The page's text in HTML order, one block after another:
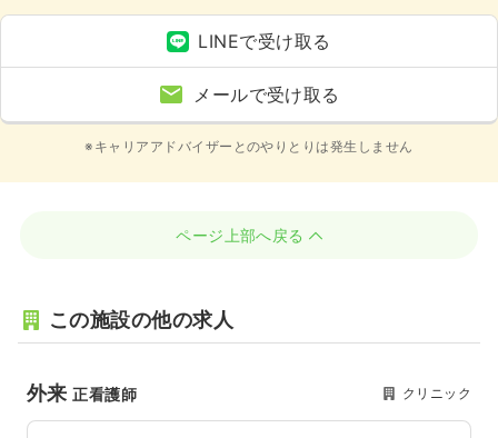
LINEで受け取る
メールで受け取る
※キャリアアドバイザーとのやりとりは発生しません
ページ上部へ戻る
この施設の他の求人
外来正看護師 クリニック